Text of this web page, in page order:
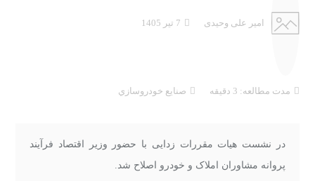
امیر علی وحیدی 7 تیر 1405
مدت مطالعه: 3 دقیقه صنايع خودروسازي
در نشست هیات مقررات زدایی با حضور وزیر اقتصاد فرآیند
پروانه مشاوران املاک و خودرو اصلاح شد.